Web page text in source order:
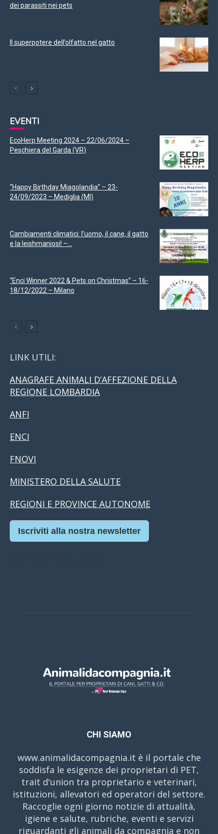
dei parassiti nei pets
Il superpotere dell’olfatto nel gatto
EVENTI
EcoHerp Meeting 2024 – 22/06/2024 –
Peschiera del Garda (VR)
“Happy Birthday Miagolandia” – 23-
24/09/2023 – Mediglia (MI)
Cambiamenti climatici: l’uomo, il cane, il gatto
e la leishmaniosi! –...
“Enci Winner 2022 & Pets on Christmas” – 16-
18/12/2022 – Milano
LINK UTILI:
ANAGRAFE ANIMALI D’AFFEZIONE DELLA
REGIONE LOMBARDIA
ANFI
ENCI
FNOVI
MINISTERO DELLA SALUTE
REGIONI E PROVINCE AUTONOME
Iscriviti alla nostra newsletter
CHI SIAMO
www.animalidacompagnia.it è il portale che
soddisfa le esigenze dei proprietari di PET,
trait d'union tra proprietario e veterinari,
istituzioni, allevatori ed operatori del settore.
Raccoglie ogni giorno notizie di attualità,
igiene e salute, rubriche, eventi e servizi
riguardanti gli animali da compagnia e non